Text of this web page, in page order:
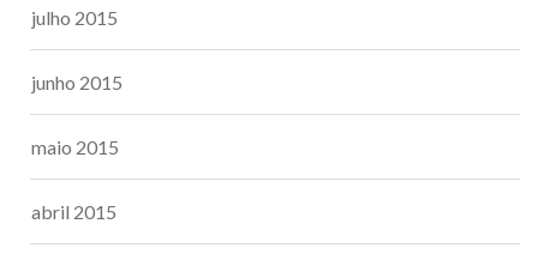
julho 2015
junho 2015
maio 2015
abril 2015